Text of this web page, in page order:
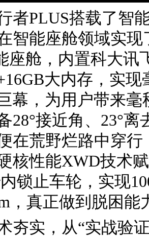
者PLUS搭载了智
智能座舱领域实
座舱，内置科大
大内存，实
幕，为用户带来
28°接近角、23°
在荒野烂路中穿
核性能XWD技术
锁止车轮，实现
，真正做到脱困
夯实，从“实战验